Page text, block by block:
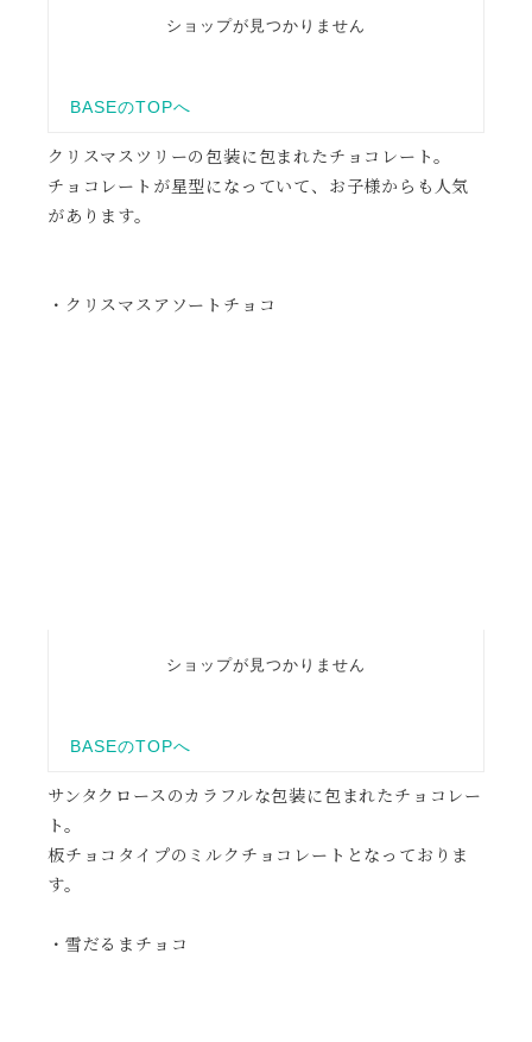
クリスマスツリーの包装に包まれたチョコレート。
チョコレートが星型になっていて、お子様からも人気
があります。
・クリスマスアソートチョコ
サンタクロースのカラフルな包装に包まれたチョコレー
ト。
板チョコタイプのミルクチョコレートとなっておりま
す。
・雪だるまチョコ